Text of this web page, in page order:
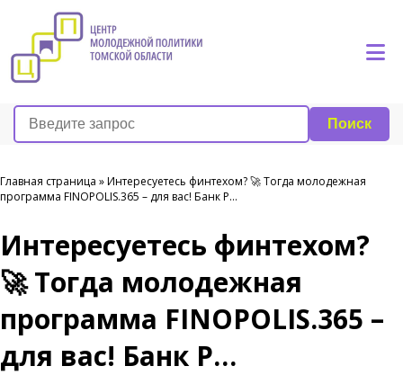
Поиск
Главная страница »Интересуетесь финтехом? 🚀 Тогда молодежная
программа FINOPOLIS.365 – для вас! Банк Р…
Интересуетесь финтехом?
🚀 Тогда молодежная
программа FINOPOLIS.365 –
для вас! Банк Р…